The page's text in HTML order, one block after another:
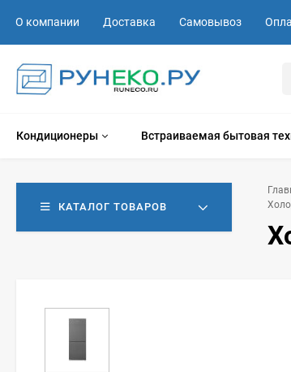
О компании Доставка Самовывоз
Кондиционеры Встраиваемая бытовая
КАТАЛОГ ТОВАРОВ